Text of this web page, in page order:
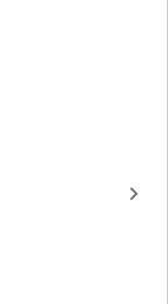
keyboard_arrow_right